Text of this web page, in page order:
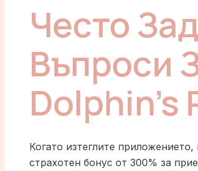
Често
Въпроси
Dolphin's
Когато изтеглите
страхотен бонус от 300% за